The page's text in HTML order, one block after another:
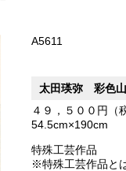
A5611
太田瑛弥 彩色
４９，５００円（
54.5cm×190cm
特殊工芸作品
※特殊工芸作品と